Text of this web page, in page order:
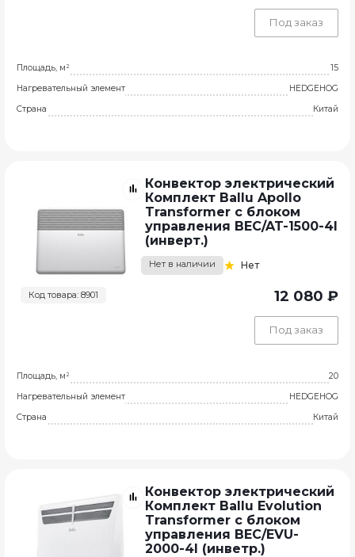
Под заказ
Площадь, м²
15
Нагревательный элемент
HEDGEHOG
Страна
Китай
Код товара: 8901
Конвектор электрический
Комплект Ballu Apollo
Transformer с блоком
управления BEC/AT-1500-4I
(инверт.)
Нет в наличии Нет
12 080 ₽
Под заказ
Площадь, м²
20
Нагревательный элемент
HEDGEHOG
Страна
Китай
Конвектор электрический
Комплект Ballu Evolution
Transformer с блоком
управления BEC/EVU-
2000-4I (инветр.)